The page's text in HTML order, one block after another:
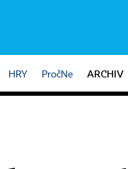
HRY PročNe ARCHIV